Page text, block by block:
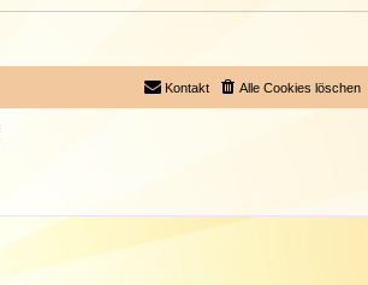
Alle Cookies löschen
Kontakt